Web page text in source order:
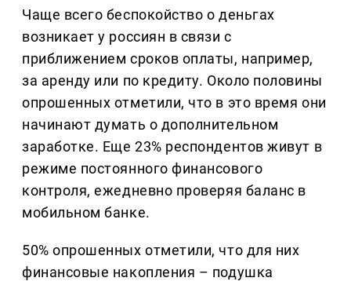
Чаще всего беспокойство о деньгах
возникает у россиян в связи с
приближением сроков оплаты, например,
за аренду или по кредиту. Около половины
опрошенных отметили, что в это время они
начинают думать о дополнительном
заработке. Еще 23% респондентов живут в
режиме постоянного финансового
контроля, ежедневно проверяя баланс в
мобильном банке.
50% опрошенных отметили, что для них
финансовые накопления – подушка